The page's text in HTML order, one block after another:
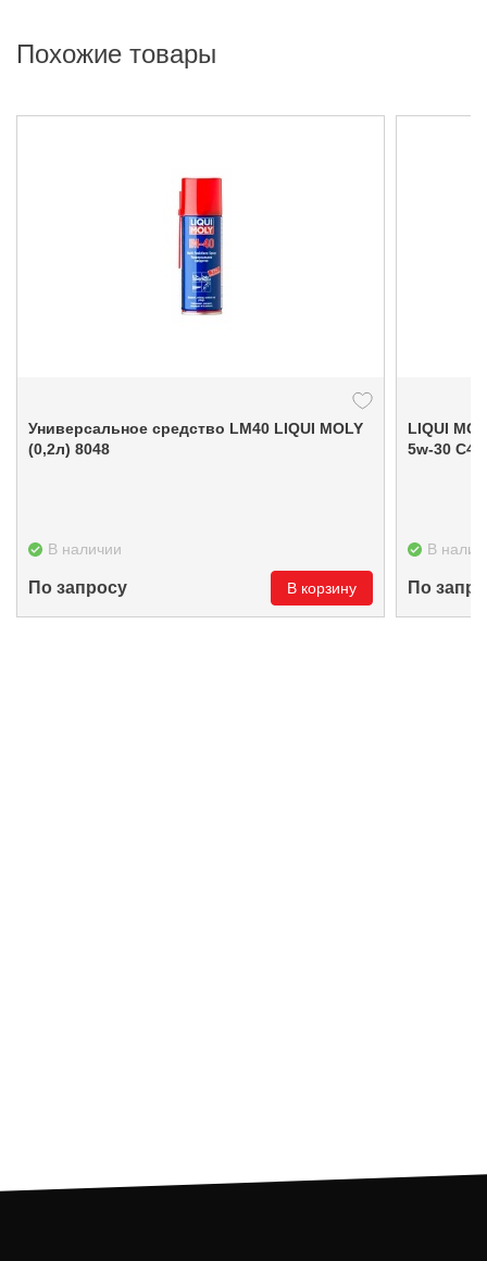
Похожие товары
Универсальное средство LM40 LIQUI MOLY
(0,2л) 8048
В наличии
По запросу В корзину
LIQUI
В
По